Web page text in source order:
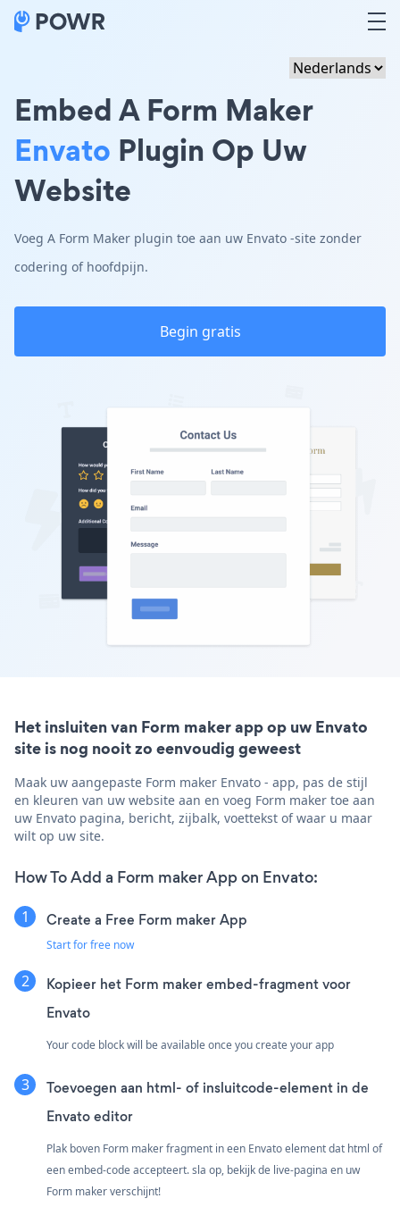
Embed A Form Maker
Envato Plugin Op Uw
Website
Voeg A Form Maker plugin toe aan uw Envato -site zonder
codering of hoofdpijn.
Begin gratis
Het insluiten van Form maker app op uw Envato
site is nog nooit zo eenvoudig geweest
Maak uw aangepaste Form maker Envato - app, pas de stijl
en kleuren van uw website aan en voeg Form maker toe aan
uw Envato pagina, bericht, zijbalk, voettekst of waar u maar
wilt op uw site.
How To Add a Form maker App on Envato:
Create a Free Form maker App
Start for free now
Kopieer het Form maker embed-fragment voor
Envato
Your code block will be available once you create your app
Toevoegen aan html- of insluitcode-element in de
Envato editor
Plak boven Form maker fragment in een Envato element dat html of
een embed-code accepteert. sla op, bekijk de live-pagina en uw
Form maker verschijnt!